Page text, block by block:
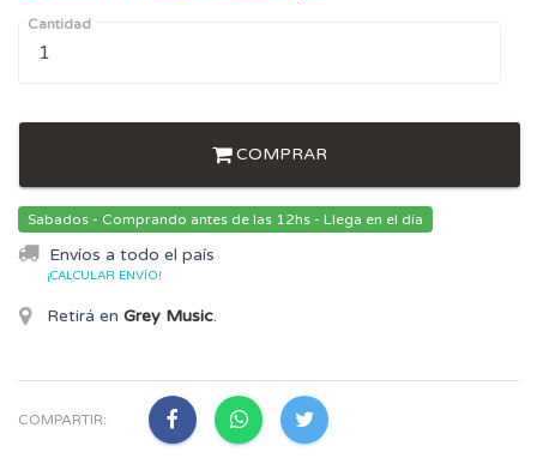
Cantidad
COMPRAR
Sabados - Comprando antes de las 12hs - Llega en el día
Envíos a todo el país
¡CALCULAR ENVÍO!
Retirá en Grey Music.
COMPARTIR: